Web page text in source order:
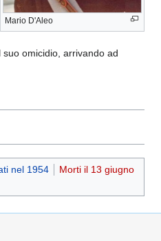
Mario D'Aleo
omicidio, arrivando ad
nel 1954
Morti il 13 giugno